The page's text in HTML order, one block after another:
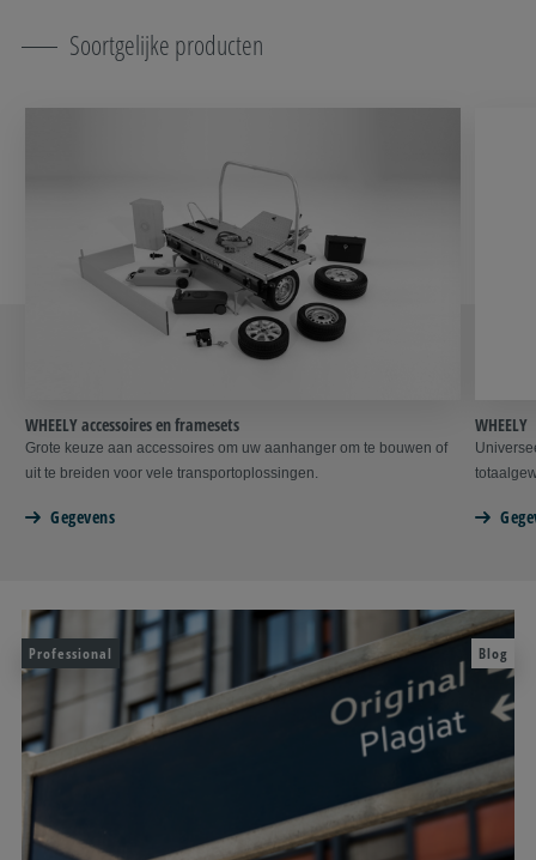
Soortgelijke producten
WHEELY accessoires en framesets
Grote keuze aan accessoires om uw aanhanger om te bouwen of
uit te breiden voor vele transportoplossingen.
Gegevens
WHEELY
Professional Blog